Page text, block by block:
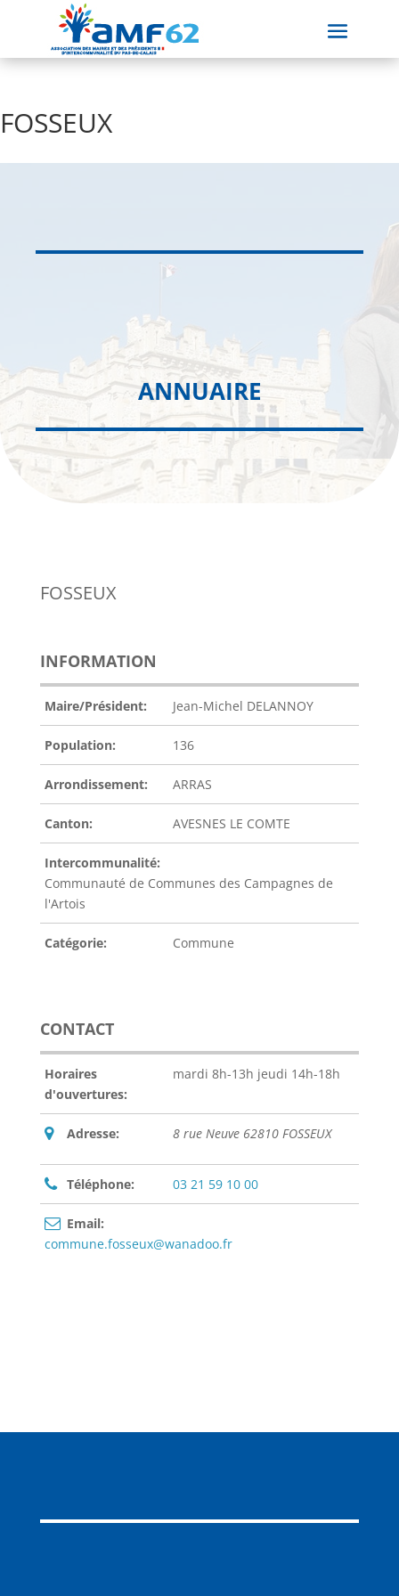
FOSSEUX
ANNUAIRE
FOSSEUX
INFORMATION
Maire/Président: Jean-Michel DELANNOY
Population: 136
Arrondissement: ARRAS
Canton: AVESNES LE COMTE
Intercommunalité:
Communauté de Communes des Campagnes de
l'Artois
Catégorie: Commune
CONTACT
Horaires
d'ouvertures:
mardi 8h-13h jeudi 14h-18h
Adresse: 8 rue Neuve 62810 FOSSEUX
Téléphone: 03 21 59 10 00
Email:
commune.fosseux@wanadoo.fr